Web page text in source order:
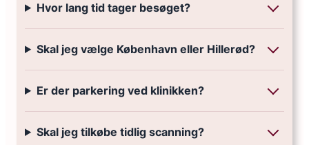
Hvor lang tid tager besøget?
Skal jeg vælge København eller Hillerød?
Er der parkering ved klinikken?
Skal jeg tilkøbe tidlig scanning?